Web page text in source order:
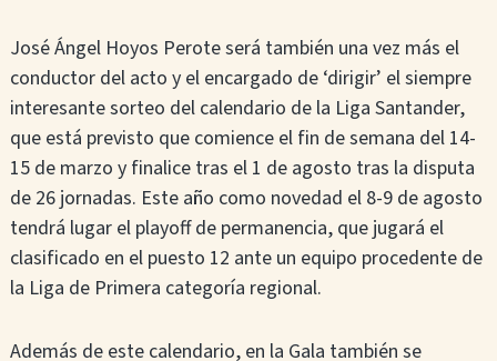
José Ángel Hoyos Perote será también una vez más el
conductor del acto y el encargado de ‘dirigir’ el siempre
interesante sorteo del calendario de la Liga Santander,
que está previsto que comience el fin de semana del 14-
15 de marzo y finalice tras el 1 de agosto tras la disputa
de 26 jornadas. Este año como novedad el 8-9 de agosto
tendrá lugar el playoff de permanencia, que jugará el
clasificado en el puesto 12 ante un equipo procedente de
la Liga de Primera categoría regional.
Además de este calendario, en la Gala también se